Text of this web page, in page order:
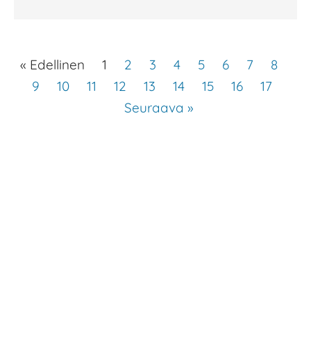
« Edellinen 1 2 3 4 5 6 7
8
9
10 11 12 13 14 15 16
17
Seuraava »